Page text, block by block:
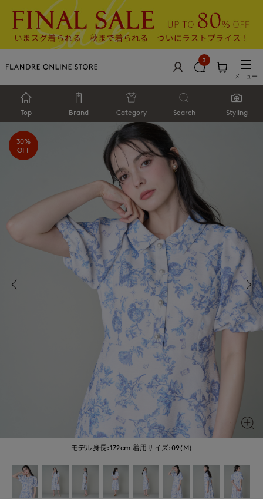
3
メニュー
Top Brand Category Search Styling
モデル身長:172cm 着用サイズ:09(M)
30%
OFF